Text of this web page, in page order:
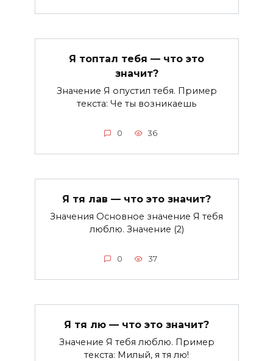
Я топтал тебя — что это
значит?
Значение Я опустил тебя. Пример
текста: Че ты возникаешь
0 36
Я тя лав — что это значит?
Значения Основное значение Я тебя
люблю. Значение (2)
0 37
Я тя лю — что это значит?
Значение Я тебя люблю. Пример
текста: Милый, я тя лю!